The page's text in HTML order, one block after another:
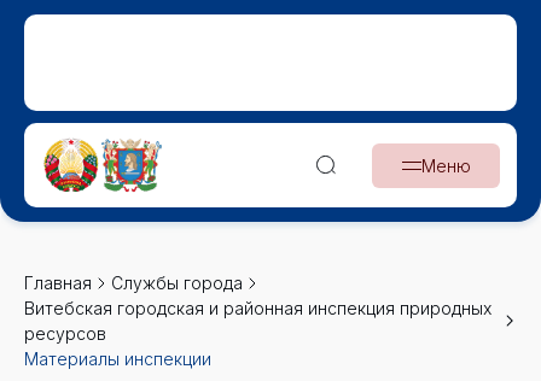
Меню
Главная
Службы города
Витебская городская и районная инспекция природных
ресурсов
Материалы инспекции